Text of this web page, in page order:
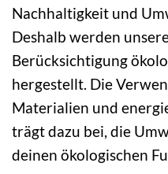
Nachhaltigkeit und
Deshalb werden
Berücksichtigung
hergestellt. Die
Materialien und
trägt dazu bei, die
deinen ökologischen